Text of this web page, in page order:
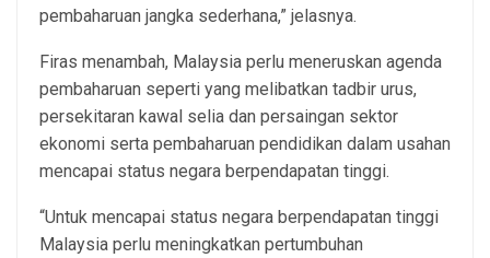
pembaharuan jangka sederhana,” jelasnya.
Firas menambah, Malaysia perlu meneruskan agenda
pembaharuan seperti yang melibatkan tadbir urus,
persekitaran kawal selia dan persaingan sektor
ekonomi serta pembaharuan pendidikan dalam usahan
mencapai status negara berpendapatan tinggi.
“Untuk mencapai status negara berpendapatan tinggi
Malaysia perlu meningkatkan pertumbuhan